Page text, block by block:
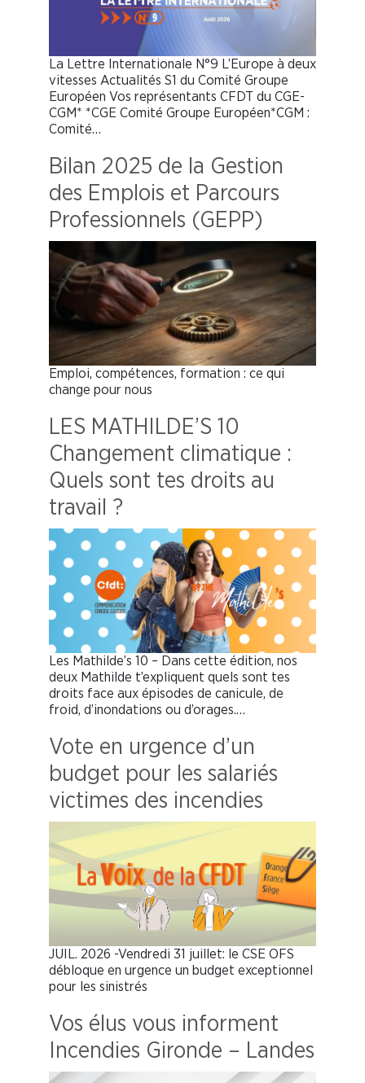
La Lettre Internationale N°9 L’Europe à deux
vitesses Actualités S1 du Comité Groupe
Européen Vos représentants CFDT du CGE-
CGM* *CGE Comité Groupe Européen*CGM :
Comité…
Bilan 2025 de la Gestion
des Emplois et Parcours
Professionnels (GEPP)
Emploi, compétences, formation : ce qui
change pour nous
LES MATHILDE’S 10
Changement climatique :
Quels sont tes droits au
travail ?
Les Mathilde’s 10 – Dans cette édition, nos
deux Mathilde t’expliquent quels sont tes
droits face aux épisodes de canicule, de
froid, d’inondations ou d’orages.…
Vote en urgence d’un
budget pour les salariés
victimes des incendies
JUIL. 2026 -Vendredi 31 juillet: le CSE OFS
débloque en urgence un budget exceptionnel
pour les sinistrés
Vos élus vous informent
Incendies Gironde – Landes